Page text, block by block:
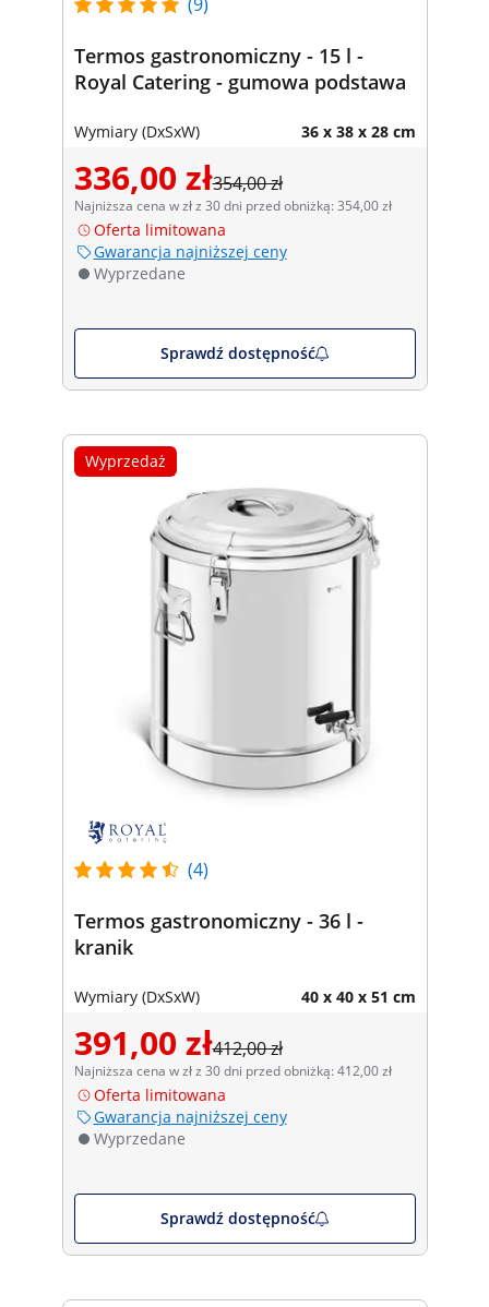
Termos gastronomiczny - 15 l -
Royal Catering - gumowa podstawa
Wymiary (DxSxW) 36 x 38 x 28 cm
336,00 zł354,00 zł
Najniższa cena w zł z 30 dni przed obniżką: 354,00 zł
Oferta limitowana
Gwarancja najniższej ceny
Wyprzedane
Sprawdź dostępność
Wyprzedaż
(4)
Termos gastronomiczny - 36 l -
kranik
Wymiary (DxSxW) 40 x 40 x 51 cm
391,00 zł412,00 zł
Najniższa cena w zł z 30 dni przed obniżką: 412,00 zł
Oferta limitowana
Gwarancja najniższej ceny
Wyprzedane
Sprawdź dostępność